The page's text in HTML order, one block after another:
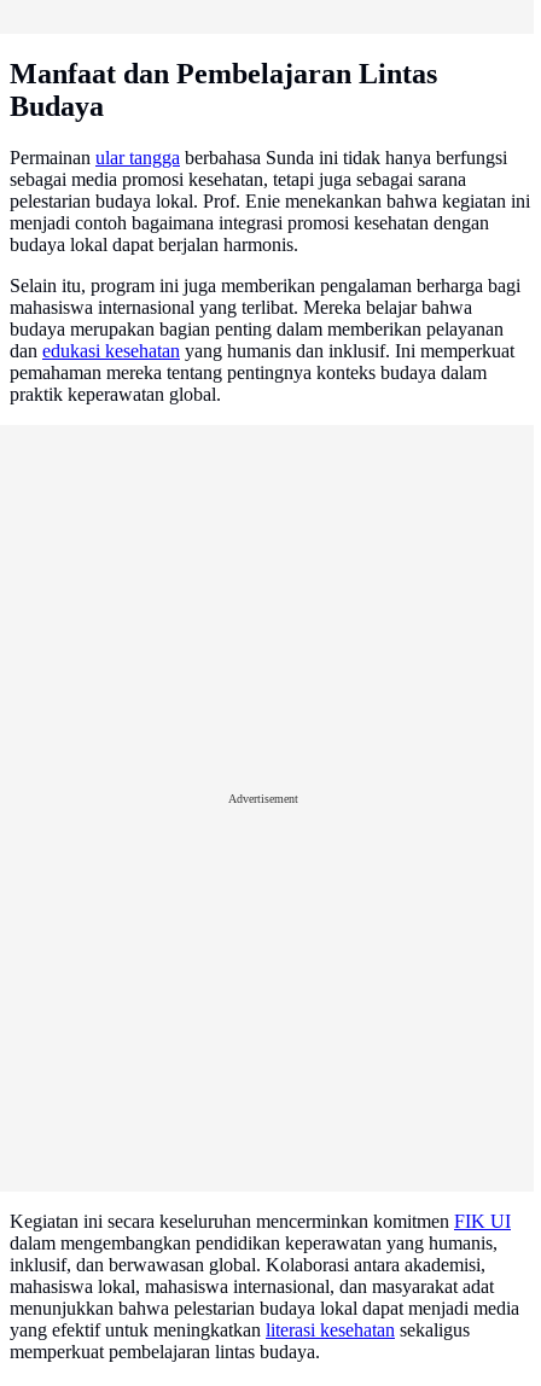
Manfaat dan Pembelajaran Lintas
Budaya
Permainan ular tangga berbahasa Sunda ini tidak hanya berfungsi
sebagai media promosi kesehatan, tetapi juga sebagai sarana
pelestarian budaya lokal. Prof. Enie menekankan bahwa kegiatan ini
menjadi contoh bagaimana integrasi promosi kesehatan dengan
budaya lokal dapat berjalan harmonis.
Selain itu, program ini juga memberikan pengalaman berharga bagi
mahasiswa internasional yang terlibat. Mereka belajar bahwa
budaya merupakan bagian penting dalam memberikan pelayanan
dan edukasi kesehatan yang humanis dan inklusif. Ini memperkuat
pemahaman mereka tentang pentingnya konteks budaya dalam
praktik keperawatan global.
Advertisement
Kegiatan ini secara keseluruhan mencerminkan komitmen FIK UI
dalam mengembangkan pendidikan keperawatan yang humanis,
inklusif, dan berwawasan global. Kolaborasi antara akademisi,
mahasiswa lokal, mahasiswa internasional, dan masyarakat adat
menunjukkan bahwa pelestarian budaya lokal dapat menjadi media
yang efektif untuk meningkatkan literasi kesehatan sekaligus
memperkuat pembelajaran lintas budaya.